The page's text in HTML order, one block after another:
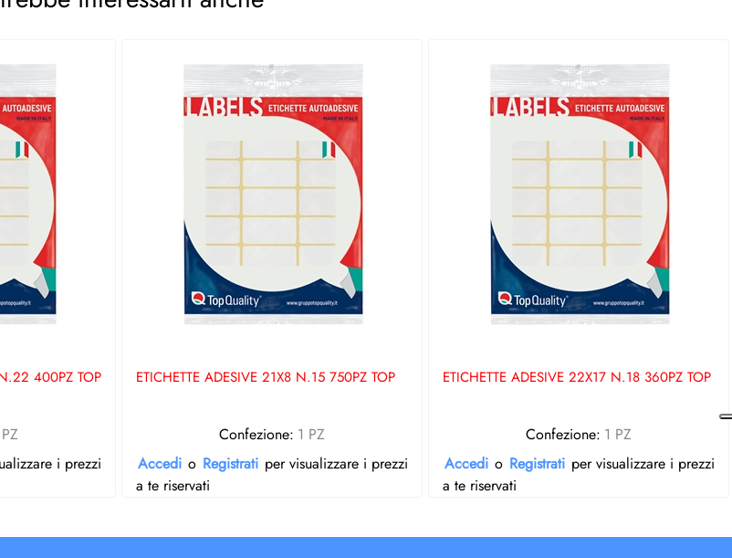
400PZ TOP
i prezzi
ETICHETTE ADESIVE 21X8 N.15 750PZ TOP
Confezione: 1 PZ
Accedi o Registrati per visualizzare i prezzi
a te riservati
ETICHETTE ADESIVE 22X17 N.18 360PZ TOP
Confezione: 1 PZ
Accedi o Registrati per visualizzare i prezzi
a te riservati